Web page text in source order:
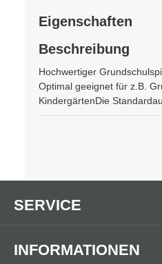
Beschreibung
Hochwertiger
Optimal geeignet für z.B.
KindergärtenDie
Eigenschaften
SERVICE
INFORMATIONEN